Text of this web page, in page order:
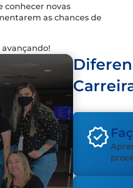
conhecer novas
as chances de